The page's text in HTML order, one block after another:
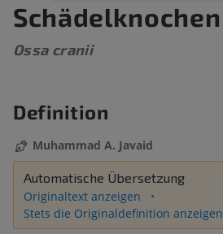
Schädelknochen
Ossa cranii
Definition
Muhammad A. Javaid
Automatische Übersetzung
Originaltext anzeigen
Stets die Originaldefinition anzeigen